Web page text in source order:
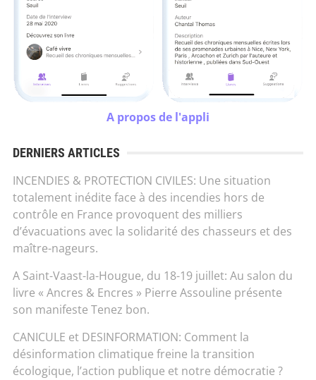
A propos de l'appli
DERNIERS ARTICLES
INCENDIES & PROTECTION CIVILES: Une situation
totalement inédite face à des incendies hors de
contrôle en France provoquent des milliers
d’évacuations avec la solidarité des chasseurs et des
maître-nageurs.
A Saint-Vaast-la-Hougue, du 18-19 juillet: Au salon du
livre « Ancres & Encres » Pierre Assouline présente
son manifeste Tenez bon.
CANICULE et DESINFORMATION: Comment la
désinformation climatique freine la transition
écologique, l’action publique et notre démocratie ?